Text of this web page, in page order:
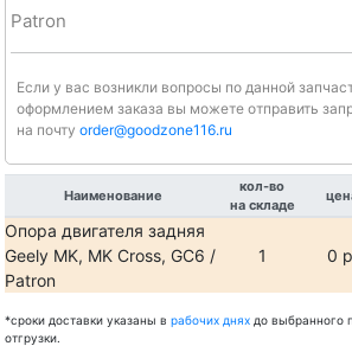
Patron
Если у вас возникли вопросы по данной
оформлением заказа вы можете отправить
на почту order@goodzone116.ru
Наименование
кол-во
на складе
Опора двигателя задняя
Geely MK, MK Cross, GC6 /
Patron
1 0
*сроки доставки указаны в рабочих днях до выбранного
отгрузки.